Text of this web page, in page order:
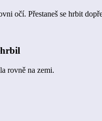
očí. Přestaneš se hrbit
rovně na zemi.